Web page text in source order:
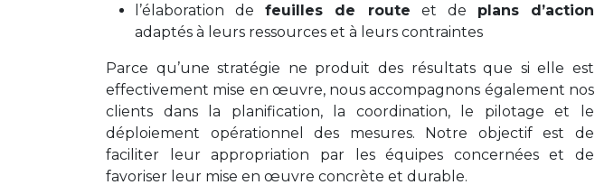
l’élaboration defeuilles de route et de plans d’action
adaptés à leurs ressources et à leurs contraintes
Parce qu’une stratégie ne produit des résultats que si elle est
effectivement mise en œuvre, nous accompagnons également nos
clients dans la planification, la coordination, le pilotage et le
déploiement opérationnel des mesures. Notre objectif est de
faciliter leur appropriation par les équipes concernées et de
favoriser leur mise en œuvre concrète et durable.